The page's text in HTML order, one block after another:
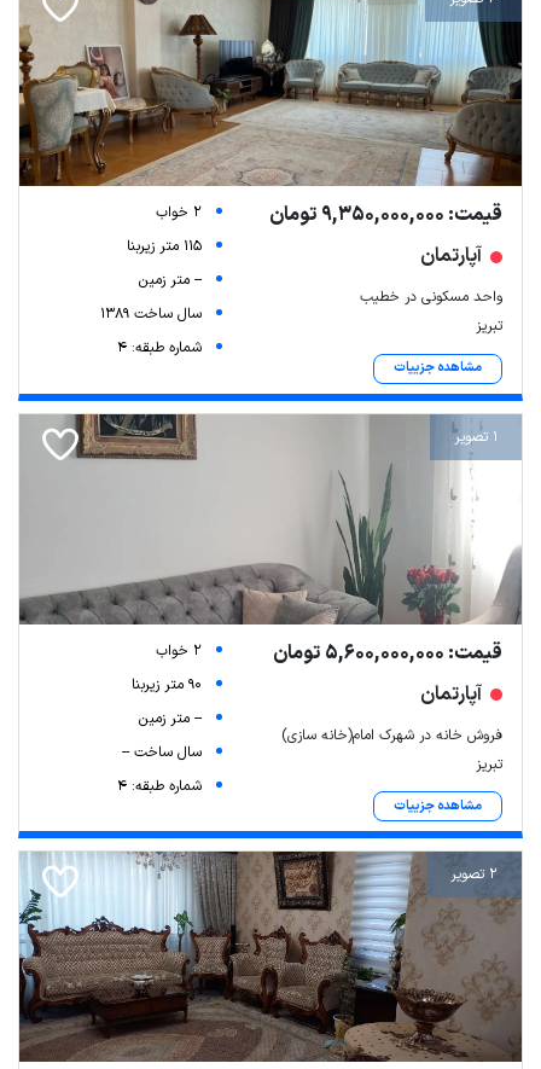
قیمت: 9,350,000,000 تومان
آپارتمان
واحد مسکونی در خطیب
تبریز
مشاهده جزییات
2 خواب
115 متر زیربنا
-- متر زمین
سال ساخت 1389
شماره طبقه: 4
1 تصویر
قیمت: 5,600,000,000 تومان
آپارتمان
فروش خانه در شهرک امام(خانه سازی)
تبریز
مشاهده جزییات
2 خواب
90 متر زیربنا
-- متر زمین
سال ساخت --
شماره طبقه: 4
2 تصویر